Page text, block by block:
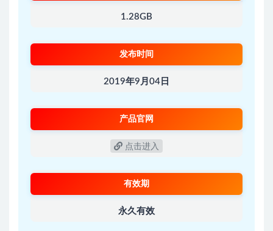
1.28GB
发布时间
2019年9月04日
产品官网
点击进入
有效期
永久有效